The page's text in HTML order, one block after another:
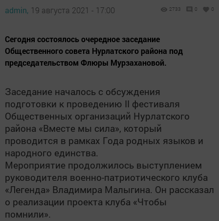
admin, 19 августа 2021 - 17:00 2733 0 0
​​​​​​​Сегодня состоялось очередное заседание
Общественного совета Нурлатского района под
председательством Флюры Мурзахановой.
Заседание началось с обсуждения
подготовки к проведению II фестиваля
Общественных организаций Нурлатского
района «Вместе мы сила», который
проводится в рамках Года родных языков и
народного единства.
Мероприятие продолжилось выступлением
руководителя военно-патриотического клуба
«Легенда» Владимира Малыгина. Он рассказал
о реализации проекта клуба «Чтобы
помнили».